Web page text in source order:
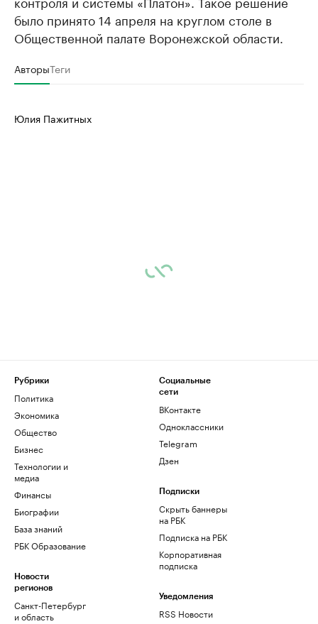
было принято 14 апреля на круглом столе в
Общественной палате Воронежской области.
АвторыТеги
Юлия Пажитных
Рубрики
Политика
Экономика
Общество
Бизнес
Технологии и
медиа
Финансы
Биографии
База знаний
РБК Образование
Новости
регионов
Санкт-Петербург
и область
Социальные
сети
ВКонтакте
Одноклассники
Telegram
Дзен
Подписки
Скрыть баннеры
на РБК
Подписка на РБК
Корпоративная
подписка
Уведомления
RSS Новости